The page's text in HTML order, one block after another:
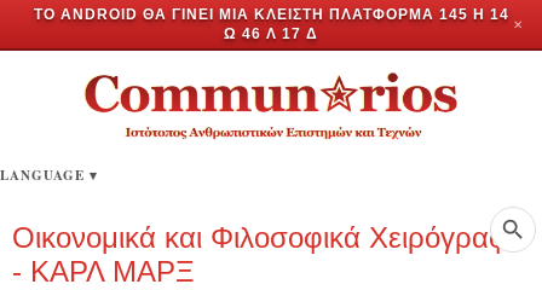
ΤΟ ANDROID ΘΑ ΓΊΝΕΙ ΜΊΑ ΚΛΕΙΣΤΉ ΠΛΑΤΦΌΡΜΑ 145 Η 14
Ώ 46 Λ 16 Δ
✕
LANGUAGE ▾
Οικονομικά και Φιλοσοφικά Χειρόγραφα
- ΚΑΡΛ ΜΑΡΞ